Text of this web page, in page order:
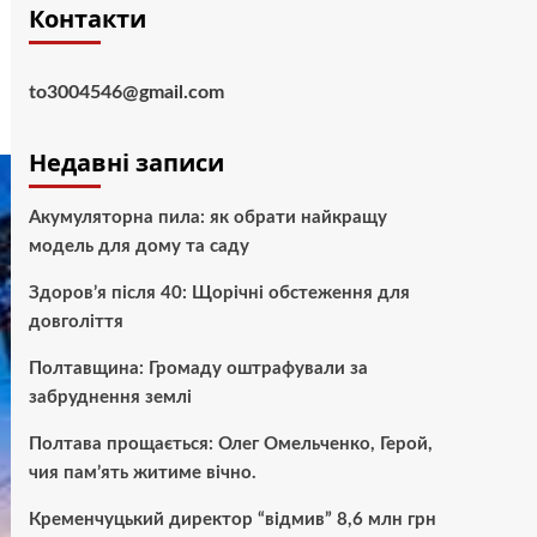
Контакти
to3004546@gmail.com
Недавні записи
Акумуляторна пила: як обрати найкращу
модель для дому та саду
Здоров’я після 40: Щорічні обстеження для
довголіття
Полтавщина: Громаду оштрафували за
забруднення землі
Полтава прощається: Олег Омельченко, Герой,
чия пам’ять житиме вічно.
Кременчуцький директор “відмив” 8,6 млн грн